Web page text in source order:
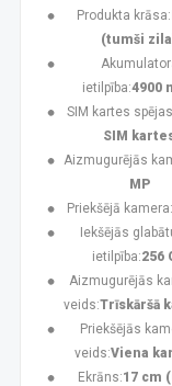
Produkta krāsa:
(tumši
ietilpība:4900
SIM kartes
SIM
Aizmugurējās
MP
Priekšējā kamera:
Iekšējās
ietilpība:256
Aizmugurējās
veids:Trīskāršā
Priekšējās
veids:Viena
Ekrāns:17 cm